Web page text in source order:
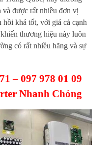
được rất nhiều đơn vị
hồi khá tốt, với giá cả cạnh
thương hiệu này luôn
có rất nhiều hãng và sự
– 097 978 01 09
Nhanh Chóng